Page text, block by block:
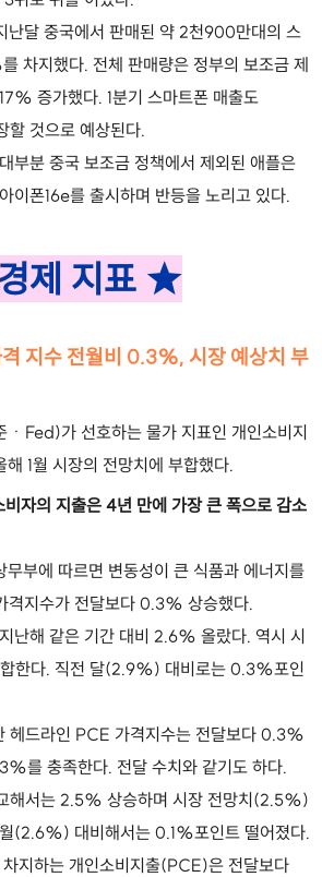
난달 중국에서 판매된 약 2천900만대의 스
차지했다. 전체 판매량은 정부의 보조금 제
증가했다. 1분기 스마트폰 매출도
것으로 예상된다.
부분 중국 보조금 정책에서 제외된 애플은
이폰16e를 출시하며 반등을 노리고 있다.
제 지표 ★
지수 전월비 0.3%, 시장 예상치 부
ㆍFed)가 선호하는 물가 지표인 개인소비지
1월 시장의 전망치에 부합했다.
비자의 지출은 4년 만에 가장 큰 폭으로 감소
부에 따르면 변동성이 큰 식품과 에너지를
격지수가 전달보다 0.3% 상승했다.
난해 같은 기간 대비 2.6% 올랐다. 역시 시
한다. 직전 달(2.9%) 대비로는 0.3%포인
헤드라인 PCE 가격지수는 전달보다 0.3%
를 충족한다. 전달 수치와 같기도 하다.
해서는 2.5% 상승하며 시장 전망치(2.5%)
(2.6%) 대비해서는 0.1%포인트 떨어졌다.
지하는 개인소비지출(PCE)은 전달보다